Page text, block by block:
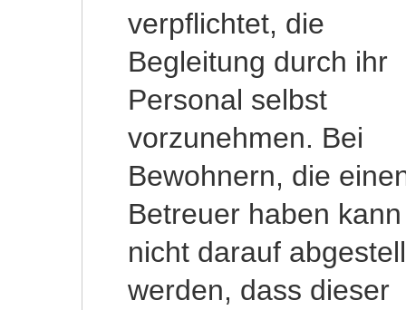
verpflichtet, die
Begleitung durch ihr
Personal selbst
vorzunehmen. Bei
Bewohnern, die
Betreuer haben kann
nicht darauf
werden, dass dieser